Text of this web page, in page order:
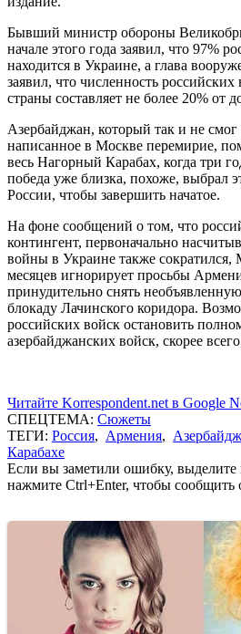
Бывший министр обороны
начале этого года заявил, что 97%
находится в Украине, а глава
заявил, что численность
страны составляет не более 20% от
Азербайджан, который так и не
написанное в Москве перемирие,
весь Нагорный Карабах, когда три
победа уже близка, похоже, выбрал
России, чтобы завершить начатое.
На фоне сообщений о том, что
контингент, первоначально
войны в Украине также сократился,
месяцев игнорирует просьбы
принудительно снять
блокаду Лачинского коридора.
российских войск остановить
азербайджанских войск, скорее
Читайте Korrespondent.net в Google
СПЕЦТЕМА: Сюжеты
ТЕГИ: Россия, Армения,
Карабахе
Если вы заметили ошибку, выделите
нажмите Ctrl+Enter, чтобы сообщить